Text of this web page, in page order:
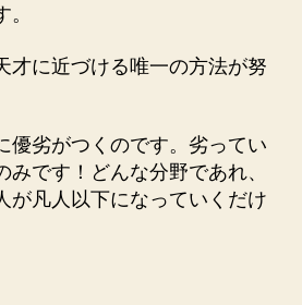
才に近づける唯一の方法が努
優劣がつくのです。劣ってい
みです！どんな分野であれ、
が凡人以下になっていくだけ